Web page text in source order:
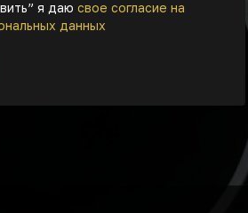
я даю свое согласие на
данных